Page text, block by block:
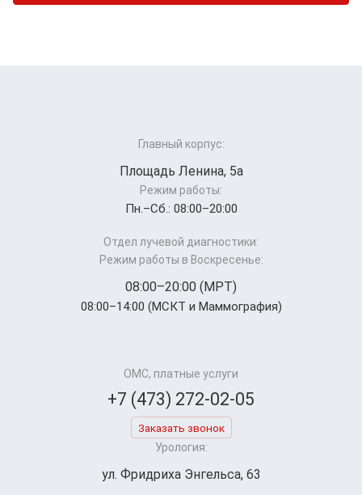
Главный корпус:
Площадь Ленина, 5а
Режим работы:
Пн.–Cб.: 08:00–20:00
Отдел лучевой диагностики:
Режим работы в Воскресенье:
08:00–20:00 (МРТ)
08:00–14:00 (МСКТ и Маммография)
ОМС, платные услуги
+7 (473) 272-02-05
Заказать звонок
Урология:
ул. Фридриха Энгельса, 63